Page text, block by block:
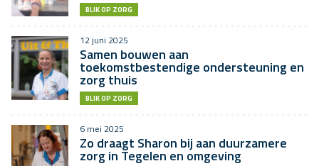
BLIK OP ZORG
12 juni 2025
Samen bouwen aan
toekomstbestendige ondersteuning en
zorg thuis
BLIK OP ZORG
6 mei 2025
Zo draagt Sharon bij aan duurzamere
zorg in Tegelen en omgeving